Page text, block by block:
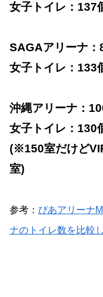
女子トイレ：137
SAGAアリーナ：
女子トイレ：133
沖縄アリーナ：
女子トイレ：130
(※150室だけど
室)
参考： ぴあアリーナ
ナのトイレ数を比較